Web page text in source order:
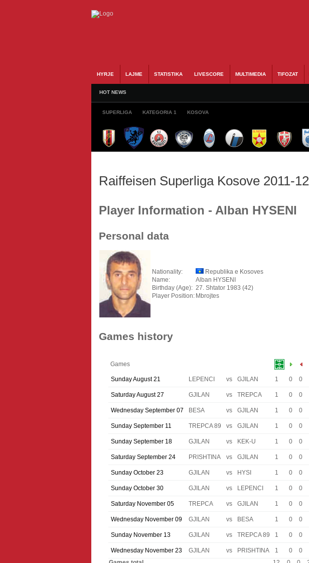
HYRJE LAJME STATISTIKA LIVESCORE MULTIMEDIA TIFOZAT
HOT NEWS
SUPERLIGA KATEGORIA 1 KOSOVA
Raiffeisen Superliga Kosove 2011-12
Player Information - Alban HYSENI
Personal data
Nationality:
Republika e Kosoves
Name:
Alban HYSENI
Birthday (Age): 27. Shtator 1983 (42)
Player Position: Mbrojtes
Games history
Games
Sunday August 21 LEPENCI vs GJILAN 1 0 0
Saturday August 27 GJILAN vs TREPCA 1 0 0
Wednesday September 07 BESA vs GJILAN 1 0 0
Sunday September 11 TREPCA 89 vs GJILAN 1 0 0
Sunday September 18 GJILAN vs KEK-U 1 0 0
Saturday September 24 PRISHTINA vs GJILAN 1 0 0
Sunday October 23 GJILAN vs HYSI 1 0 0
Sunday October 30 GJILAN vs LEPENCI 1 0 0
Saturday November 05 TREPCA vs GJILAN 1 0 0
Wednesday November 09 GJILAN vs BESA 1 0 0
Sunday November 13 GJILAN vs TREPCA 89 1 0 0
Wednesday November 23 GJILAN vs PRISHTINA 1 0 0